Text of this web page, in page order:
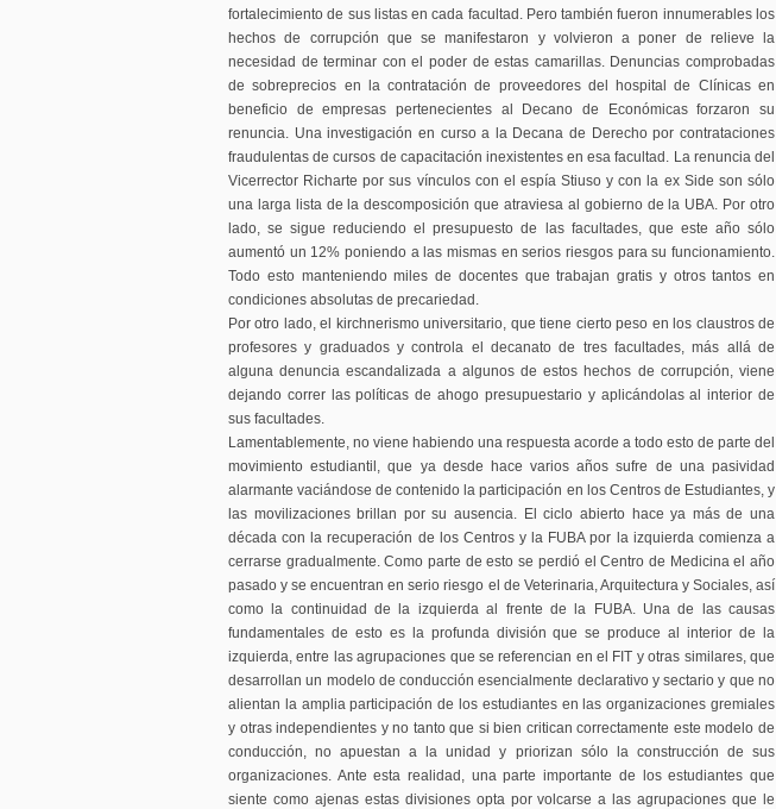
fortalecimiento de sus listas en cada facultad. Pero también fueron innumerables los
hechos de corrupción que se manifestaron y volvieron a poner de relieve la
necesidad de terminar con el poder de estas camarillas. Denuncias comprobadas
de sobreprecios en la contratación de proveedores del hospital de Clínicas en
beneficio de empresas pertenecientes al Decano de Económicas forzaron su
renuncia. Una investigación en curso a la Decana de Derecho por contrataciones
fraudulentas de cursos de capacitación inexistentes en esa facultad. La renuncia del
Vicerrector Richarte por sus vínculos con el espía Stiuso y con la ex Side son sólo
una larga lista de la descomposición que atraviesa al gobierno de la UBA. Por otro
lado, se sigue reduciendo el presupuesto de las facultades, que este año sólo
aumentó un 12% poniendo a las mismas en serios riesgos para su funcionamiento.
Todo esto manteniendo miles de docentes que trabajan gratis y otros tantos en
condiciones absolutas de precariedad.
Por otro lado, el kirchnerismo universitario, que tiene cierto peso en los claustros de
profesores y graduados y controla el decanato de tres facultades, más allá de
alguna denuncia escandalizada a algunos de estos hechos de corrupción, viene
dejando correr las políticas de ahogo presupuestario y aplicándolas al interior de
sus facultades.
Lamentablemente, no viene habiendo una respuesta acorde a todo esto de parte del
movimiento estudiantil, que ya desde hace varios años sufre de una pasividad
alarmante vaciándose de contenido la participación en los Centros de Estudiantes, y
las movilizaciones brillan por su ausencia. El ciclo abierto hace ya más de una
década con la recuperación de los Centros y la FUBA por la izquierda comienza a
cerrarse gradualmente. Como parte de esto se perdió el Centro de Medicina el año
pasado y se encuentran en serio riesgo el de Veterinaria, Arquitectura y Sociales, así
como la continuidad de la izquierda al frente de la FUBA. Una de las causas
fundamentales de esto es la profunda división que se produce al interior de la
izquierda, entre las agrupaciones que se referencian en el FIT y otras similares, que
desarrollan un modelo de conducción esencialmente declarativo y sectario y que no
alientan la amplia participación de los estudiantes en las organizaciones gremiales
y otras independientes y no tanto que si bien critican correctamente este modelo de
conducción, no apuestan a la unidad y priorizan sólo la construcción de sus
organizaciones. Ante esta realidad, una parte importante de los estudiantes que
siente como ajenas estas divisiones opta por volcarse a las agrupaciones que le